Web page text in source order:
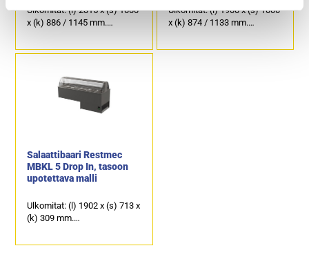
Ulkomitat: (l) 2315 x (s) 1000
x (k) 886 / 1145 mm.
Kapasiteetti: 8 x GN 1/1-150.
Ulkomitat: (l) 1900 x (s) 1000
x (k) 874 / 1133 mm.
Kapasiteetti: 6 x GN 1/1-150.
Salaattibaari Restmec
MBKL 5 Drop In, tasoon
upotettava malli
Ulkomitat: (l) 1902 x (s) 713 x
(k) 309 mm.
korkeus on 716 mn.